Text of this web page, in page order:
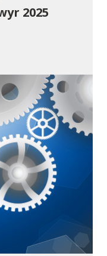
2025